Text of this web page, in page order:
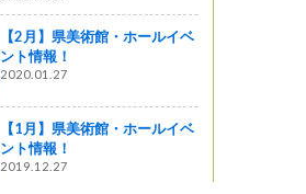
【2月】県美術館・ホールイベ
ント情報！
2020.01.27
【1月】県美術館・ホールイベ
ント情報！
2019.12.27